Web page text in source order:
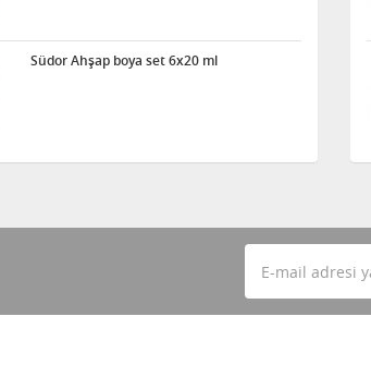
Südor Ahşap boya set 6x20 ml